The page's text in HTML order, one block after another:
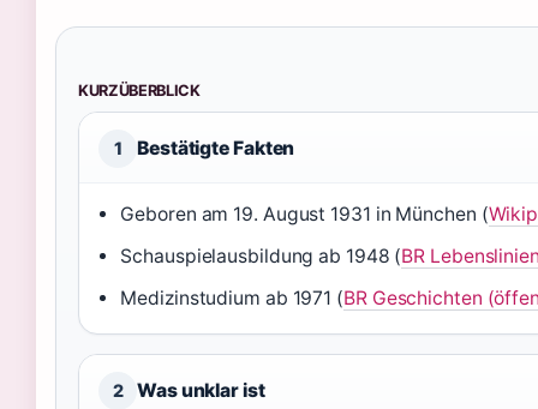
KURZÜBERBLICK
1 Bestätigte Fakten
Geboren am 19. August 1931 in München (
Schauspielausbildung ab 1948 (BR
Medizinstudium ab 1971 (BR Geschichten
2 Was unklar ist